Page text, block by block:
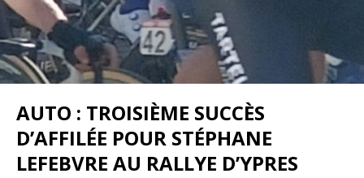
AUTO : TROISIÈME SUCCÈS
D’AFFILÉE POUR STÉPHANE
LEFEBVRE AU RALLYE D’YPRES